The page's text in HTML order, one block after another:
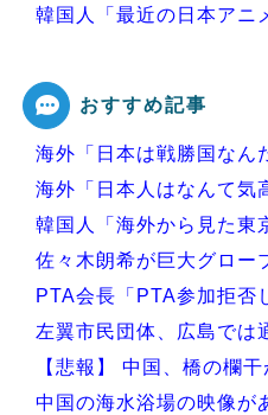
韓国人「最近の日本アニ
Powered by livedoor 相互
おすすめ記事
海外「日本は戦勝国なん
海外「日本人はなんて気
韓国人「海外から見た東
佐々木朗希が巨大グロー
PTA会長「PTA参加拒否
左翼市民団体、広島では
【悲報】 中国、橋の欄
中国の海水浴場の映像が